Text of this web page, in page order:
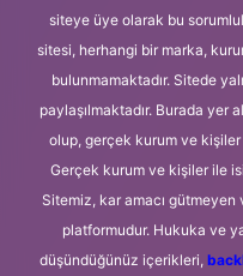
siteye üye olarak bu
sitesi, herhangi bir marka,
bulunmamaktadır. Sitede
paylaşılmaktadır. Burada yer
olup, gerçek kurum ve kişiler
Gerçek kurum ve kişiler ile
Sitemiz, kar amacı
platformudur. Hukuka ve
düşündüğünüz içerikleri,